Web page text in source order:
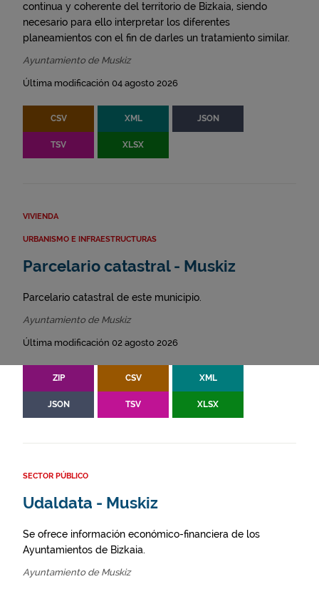
continua y coherente del territorio de Bizkaia, siendo
necesario para ello interpretar los diferentes
planeamientos con el fin de darles un tratamiento similar.
Ayuntamiento de Muskiz
Última modificación 04 agosto 2026
CSV XML JSON
TSV XLSX
VIVIENDA
URBANISMO E INFRAESTRUCTURAS
Parcelario catastral - Muskiz
Parcelario catastral de este municipio.
Ayuntamiento de Muskiz
Última modificación 02 agosto 2026
ZIP CSV XML
JSON TSV XLSX
SECTOR PÚBLICO
Udaldata - Muskiz
Se ofrece información económico-financiera de los
Ayuntamientos de Bizkaia.
Ayuntamiento de Muskiz